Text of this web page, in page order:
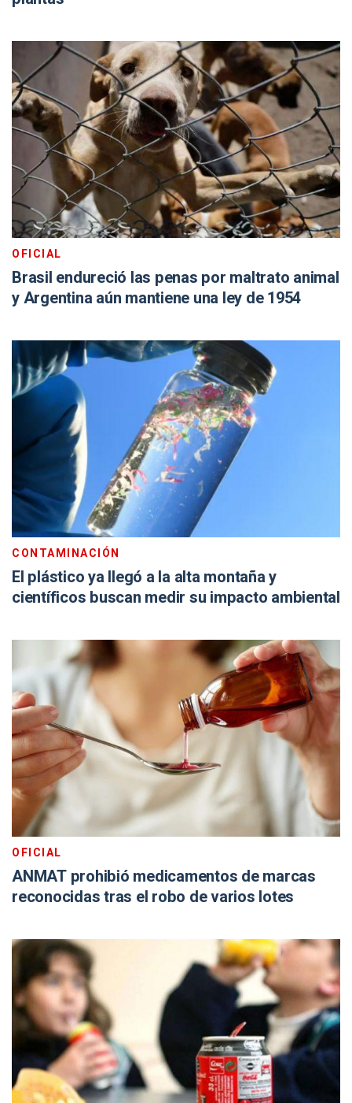
OFICIAL
Brasil endureció las penas por maltrato animal
y Argentina aún mantiene una ley de 1954
CONTAMINACIÓN
El plástico ya llegó a la alta montaña y
científicos buscan medir su impacto ambiental
OFICIAL
ANMAT prohibió medicamentos de marcas
reconocidas tras el robo de varios lotes